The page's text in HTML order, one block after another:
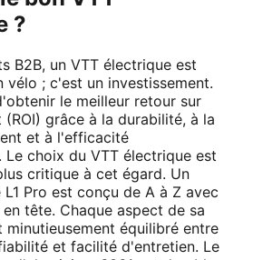
?
B2B, un VTT électrique est
vélo ; c'est un investissement.
le meilleur retour sur
(ROI) grâce à la durabilité, à la
et à l'efficacité
Le choix du VTT électrique est
critique à cet égard. Un
Pro est conçu de A à Z avec
tête. Chaque aspect de sa
équilibré entre
et facilité d'entretien. Le